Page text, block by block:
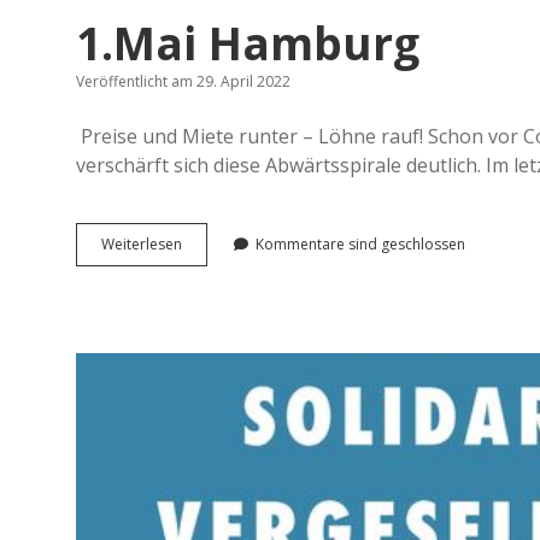
1.Mai Hamburg
Veröffentlicht am 29. April 2022
Preise und Miete runter – Löhne rauf! Schon vor
verschärft sich diese Abwärtsspirale deutlich. Im
Weiterlesen
Hamburg
Kommentare sind geschlossen